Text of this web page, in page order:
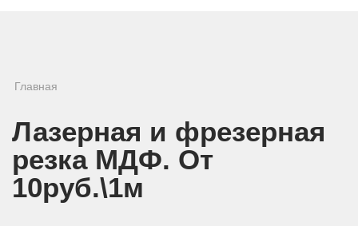
Вы здесь
Главная
Лазерная и фрезерная
резка МДФ. От
10руб.\1м